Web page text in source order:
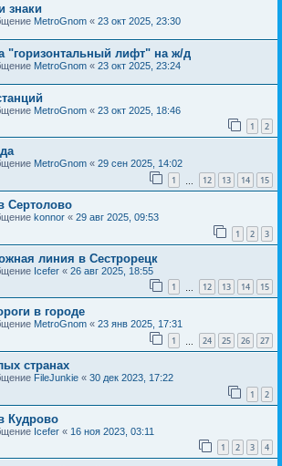
знаки
MetroGnom « 23 окт 2025, 23:30
"горизонтальный лифт" на ж/д
MetroGnom « 23 окт 2025, 23:24
MetroGnom « 23 окт 2025, 18:46
1 2
MetroGnom « 29 сен 2025, 14:02
1 12 13 14 15
Сертолово
konnor « 29 авг 2025, 09:53
1 2 3
линия в Сестрорецк
Icefer « 26 авг 2025, 18:55
1 12 13 14 15
в городе
MetroGnom « 23 янв 2025, 17:31
1 24 25 26 27
странах
FileJunkie « 30 дек 2023, 17:22
1 2
Кудрово
Icefer « 16 ноя 2023, 03:11
1 2 3 4